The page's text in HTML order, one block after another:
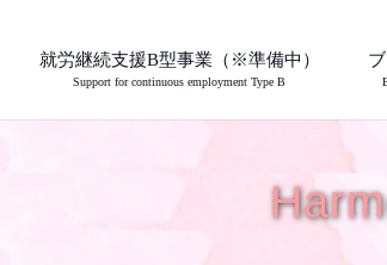
就労継続支援B型事業（※準備中）
Support for continuous employment Type B